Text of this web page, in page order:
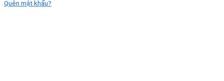
Quên mật khẩu?